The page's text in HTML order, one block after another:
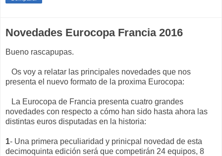
Novedades Eurocopa Francia 2016
Bueno rascapupas.
Os voy a relatar las principales novedades que nos
presenta el nuevo formato de la proxima Eurocopa:
La Eurocopa de Francia presenta cuatro grandes
novedades con respecto a cómo han sido hasta ahora las
distintas euros disputadas en la historia:
1- Una primera peculiaridad y prinicpal novedad de esta
decimoquinta edición será que competirán 24 equipos, 8